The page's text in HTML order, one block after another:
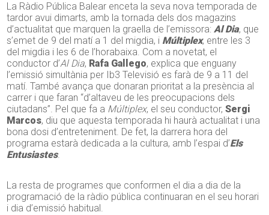
La Ràdio Pública Balear enceta la seva nova temporada de
tardor avui dimarts, amb la tornada dels dos magazins
d’actualitat que marquen la graella de l’emissora:Al Dia, que
s’emet de 9 del matí a 1 del migdia, i Múltiplex, entre les 3
del migdia i les 6 de l’horabaixa. Com a novetat, el
conductor d’Al Dia, Rafa Gallego, explica que enguany
l’emissió simultània per Ib3 Televisió es farà de 9 a 11 del
matí. També avança que donaran prioritat a la presència al
carrer i que faran “d’altaveu de les preocupacions dels
ciutadans”. Pel que fa a Múltiplex, el seu conductor,Sergi
Marcos, diu que aquesta temporada hi haurà actualitat i una
bona dosi d’entreteniment. De fet, la darrera hora del
programa estarà dedicada a la cultura, amb l’espai d’Els
Entusiastes.
La resta de programes que conformen el dia a dia de la
programació de la ràdio pública continuaran en el seu horari
i dia d’emissió habitual.